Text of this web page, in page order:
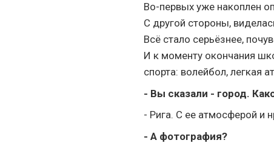
Во-первых уже накоплен
С другой стороны,
Всё стало серьёзнее,
И к моменту окончания
спорта: волейбол, легкая
- Вы сказали - город.
- Рига. С ее атмосферой и
- А фотография?